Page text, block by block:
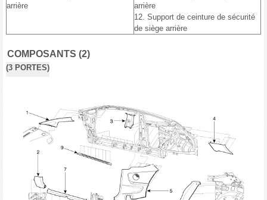
arrière
arrière
12. Support de ceinture de sécurité
de siège arrière
COMPOSANTS (2)
(3 PORTES)